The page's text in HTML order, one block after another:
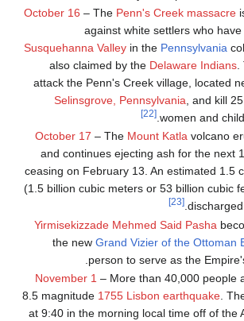
October 16 – The Penn's Creek massacre
against white settlers who
Susquehanna Valleyin the Pennsylvania
also claimed by the Delaware Indians.
attack the Penn's Creek village, located
Selinsgrove, Pennsylvania , and kill
women and
[22]
October 17 – The Mount Katlavolcano
and continues ejecting ash for the next
ceasing on February 13. An estimated 1.5
(1.5 billion cubic meters or 53 billion cubic
[23]
Yirmisekizzade Mehmed Said Pasha
the new Grand Vizier of the Ottoman
person to serve as the
November 1 – More than 40,000 people
8.5 magnitude 1755 Lisbon earthquake.
at 9:40 in the morning local time off of the